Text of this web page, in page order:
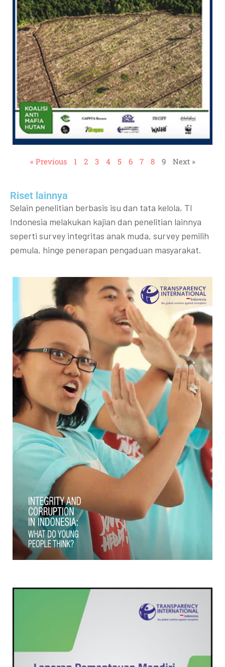
« Previous 1 2 3 4 5 6 7 8 9 Next »
Riset lainnya​​
Selain penelitian berbasis isu dan tata kelola, TI
Indonesia melakukan kajian dan penelitian lainnya
seperti survey integritas anak muda, survey pemilih
pemula, hinge penerapan pengaduan masyarakat.